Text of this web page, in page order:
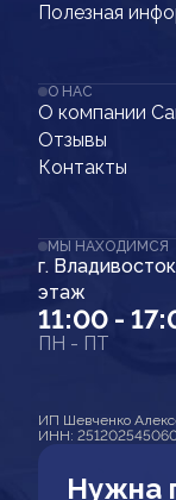
Полезная
О НАС
О компании
Отзывы
Контакты
МЫ НАХОДИМСЯ
г.
этаж
11:00 -
ПН - ПТ
ИП Шевченко
ИНН:
Нужна